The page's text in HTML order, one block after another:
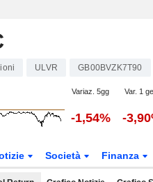
ULVR GB00BVZK7T90
Variaz. 5gg Var. 1
-1,54% -
Società Finanza